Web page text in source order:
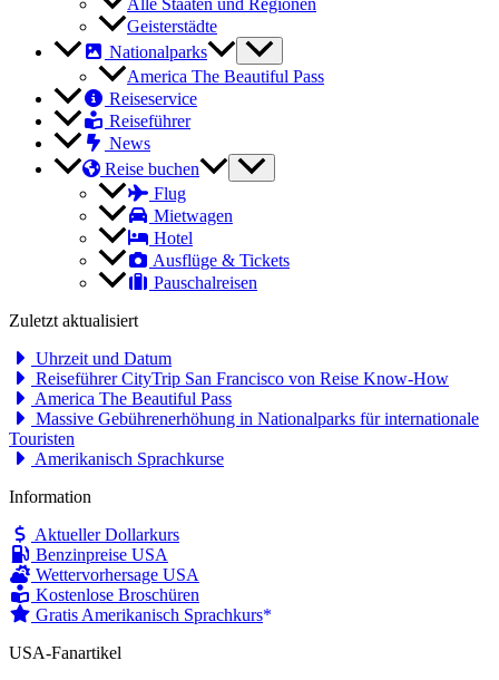
Geisterstädte
Nationalparks
America The Beautiful Pass
Reiseservice
Reiseführer
News
Reise buchen
Flug
Mietwagen
Hotel
Ausflüge & Tickets
Pauschalreisen
Zuletzt aktualisiert
Uhrzeit und Datum
Reiseführer CityTrip San Francisco von Reise Know-How
America The Beautiful Pass
Massive Gebührenerhöhung in Nationalparks für internationale
Touristen
Amerikanisch Sprachkurse
Information
Aktueller Dollarkurs
Benzinpreise USA
Wettervorhersage USA
Kostenlose Broschüren
Gratis Amerikanisch Sprachkurs
USA-Fanartikel